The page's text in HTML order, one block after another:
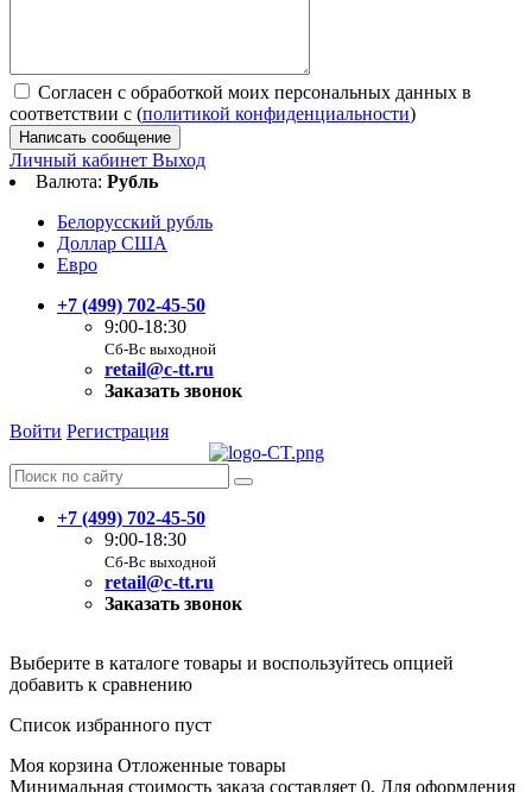
Согласен с обработкой моих персональных данных в
соответствии с (политикой конфиденциальности)
Написать сообщение
Личный кабинет Выход
Валюта: Рубль
Белорусский рубль
Доллар США
Евро
+7 (499) 702-45-50
9:00-18:30
Сб-Вс выходной
retail@c-tt.ru
Заказать звонок
Войти Регистрация
+7 (499) 702-45-50
9:00-18:30
Сб-Вс выходной
retail@c-tt.ru
Заказать звонок
Выберите в каталоге товары и воспользуйтесь опцией
добавить к сравнению
Список избранного пуст
Моя корзина Отложенные товары
Минимальная стоимость заказа составляет 0. Для оформления